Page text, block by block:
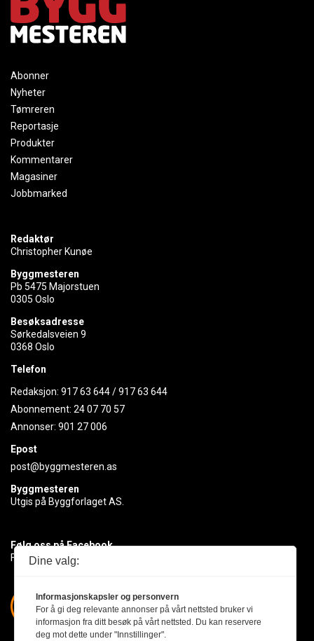
Abonner
Nyheter
Tømreren
Reportasje
Produkter
Kommentarer
Magasiner
Jobbmarked
Redaktør
Christopher Kunøe
Byggmesteren
Pb 5475 Majorstuen
0305 Oslo
Besøksadresse
Sørkedalsveien 9
0368 Oslo
Telefon
Redaksjon: 917 63 644/917 63 644
Abonnement: 24 07 70 57
Annonser: 901 27 006
Epost
post@byggmesteren.as
Byggmesteren
Utgis på Byggforlaget AS.
Følg oss på Facebook
Få med deg det siste innen byggebransjen
Dine valg:
Informasjonskapsler og personvern
For å gi deg relevante annonser på vårt nettsted bruker vi
informasjon fra ditt besøk på vårt nettsted. Du kan reservere
deg mot dette under "Innstillinger".